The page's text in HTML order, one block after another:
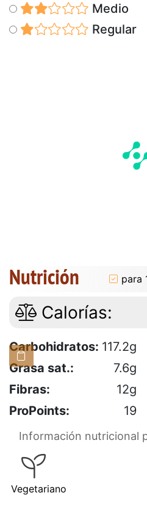
Medio
Regular
Nutrición para
Calorías:
Carbohidratos: 117.2g
Grasa sat.:
7.6g
Fibras:
12g
ProPoints:
19
Información nutricional
Vegetariano